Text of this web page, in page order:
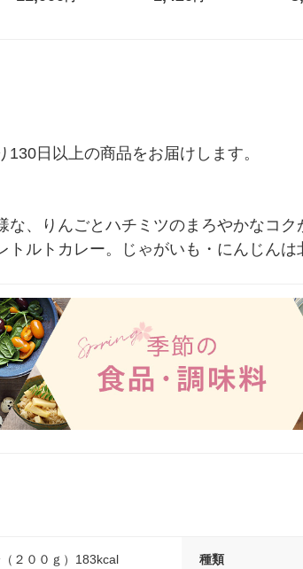
日以上の商品をお届けします。
、りんごとハチミツのまろやかなコ
ルトカレー。じゃがいも・にんじんは
２００ｇ）183kcal 種類